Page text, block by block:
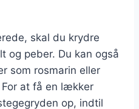
skal du krydre
og peber. Du kan også
som rosmarin eller
at få en lækker
op, indtil